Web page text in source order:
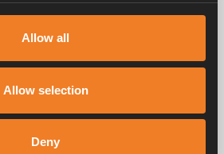
Allow all
Allow selection
Deny
husvagnar. Redan då förstod vi hur
komfort på resan. Med Alde känns
AB | Part ofTruma Group